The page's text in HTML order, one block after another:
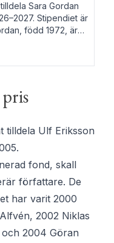
Sara Gordan
Stipendiet är
född 1972, är
2006 med
tilldela Ulf Eriksson
fond, skall
författare. De
har varit 2000
2002 Niklas
2004 Göran